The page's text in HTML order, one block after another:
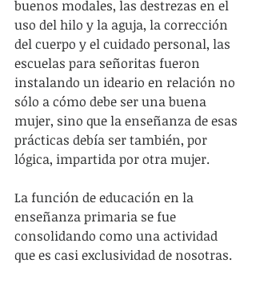
buenos modales, las destrezas en el
uso del hilo y la aguja, la corrección
del cuerpo y el cuidado personal, las
escuelas para señoritas fueron
instalando un ideario en relación no
sólo a cómo debe ser una buena
mujer, sino que la enseñanza de esas
prácticas debía ser también, por
lógica, impartida por otra mujer.
La función de educación en la
enseñanza primaria se fue
consolidando como una actividad
que es casi exclusividad de nosotras.